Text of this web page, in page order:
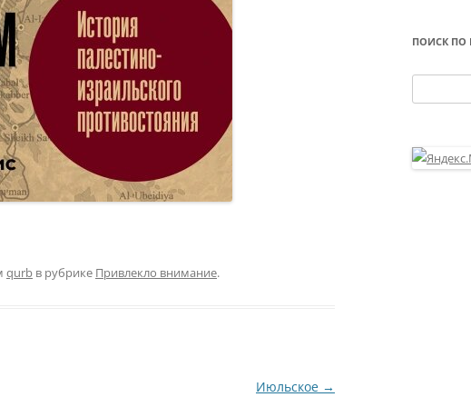
qurb в рубрике Привлекло внимание.
Июльское →
ПОИСК ПО